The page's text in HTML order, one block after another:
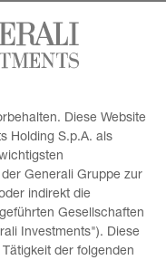
Diese Website
Holding S.p.A. als
Generali Gruppe zur
indirekt die
Gesellschaften
Investments"). Diese
der folgenden